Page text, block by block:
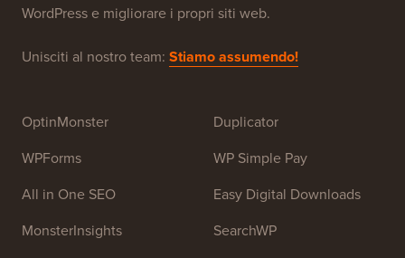
WordPress e migliorare i propri siti web.
Unisciti al nostro team: Stiamo assumendo!
OptinMonster
WPForms
All in One SEO
MonsterInsights
Duplicator
WP Simple Pay
Easy Digital Downloads
SearchWP